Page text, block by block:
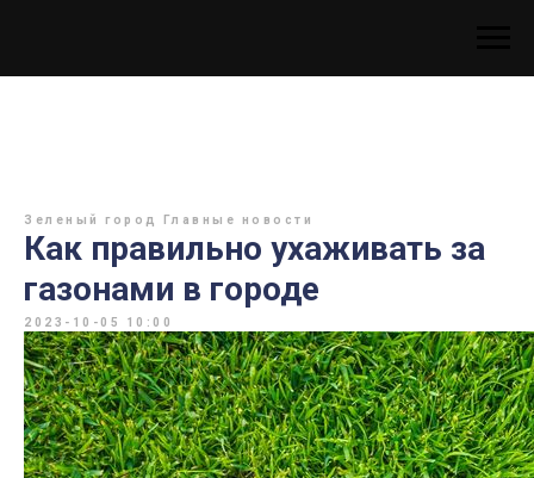
Зеленый город Главные новости
Как правильно ухаживать за
газонами в городе
2023-10-05 10:00